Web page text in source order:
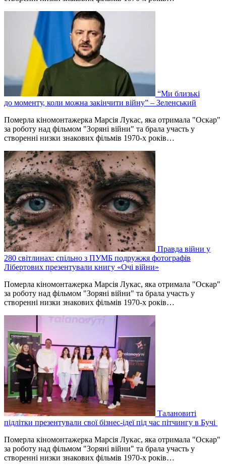
“Ми близькі
до моменту, коли можна закінчити війну” – Зеленський
Померла кіномонтажерка Марсія Лукас, яка отримала "Оскар"
за роботу над фільмом "Зоряні війни" та брала участь у
створенні низки знакових фільмів 1970-х років…
Правда війни у
280 світлинах: спільно з ПУМБ подружжя фотографів
Лібертових презентували книгу «Очі війни»
Померла кіномонтажерка Марсія Лукас, яка отримала "Оскар"
за роботу над фільмом "Зоряні війни" та брала участь у
створенні низки знакових фільмів 1970-х років…
Талановиті
підлітки презентували свої бізнес-ідеї під час пітчингу в Бучі
Померла кіномонтажерка Марсія Лукас, яка отримала "Оскар"
за роботу над фільмом "Зоряні війни" та брала участь у
створенні низки знакових фільмів 1970-х років…